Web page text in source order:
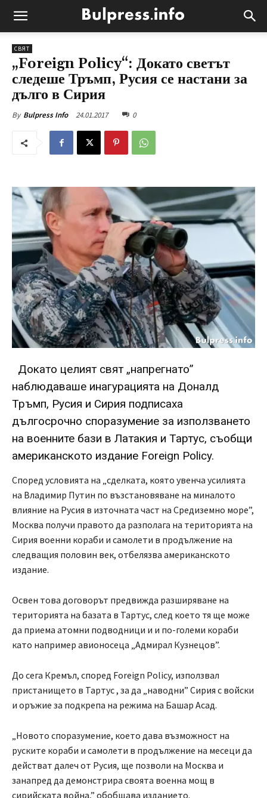
СВЯТ
„Foreign Policy“: Докато светът
следеше Тръмп, Русия се настани за
дълго в Сирия
By Bulpress Info 24.01.2017 0
Докато целият свят „напрегнато”
наблюдаваше инагурацията на Доналд
Тръмп, Русия и Сирия подписаха
дългосрочно споразумение за използването
на военните бази в Латакия и Тартус, съобщи
американското издание Foreign Policy.
Според условията на „сделката, която увенча усилията
на Владимир Путин по възстановяване на миналото
влияние на Русия в източната част на Средиземно море”,
Москва получи правото да разполага на територията на
Сирия военни кораби и самолети в продължение на
следващия половин век, отбелязва американското
издание.
Освен това договорът предвижда разширяване на
територията на базата в Тартус, след което тя ще може
да приема атомни подводници и и по-големи кораби
като например авионосеца „Адмирал Кузнецов”.
До сега Кремъл, според Foreign Policy, използвал
пристанището в Тартус , за да „наводни” Сирия с войски
и оръжие за подкрепа на режима на Башар Асад.
„Новото споразумение, което дава възможност на
руските кораби и самолети в продължение на месеци да
действат далеч от Русия, ще позволи на Москва и
занапред да демонстрира своята военна мощ в
сирийската война,” обобщава изданието.